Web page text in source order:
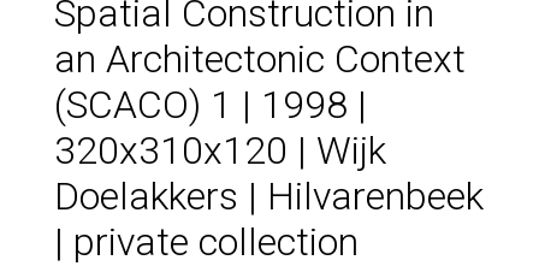
Spatial Construction in
an Architectonic Context
(SCACO) 1 | 1998 |
320x310x120 | Wijk
Doelakkers | Hilvarenbeek
| private collection